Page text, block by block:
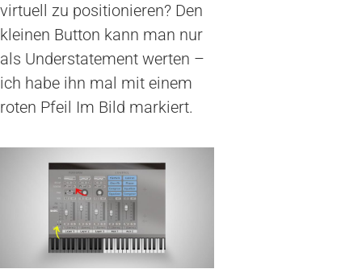
virtuell zu positionieren? Den
kleinen Button kann man nur
als Understatement werten –
ich habe ihn mal mit einem
roten Pfeil Im Bild markiert.